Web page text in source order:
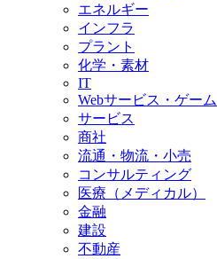
エネルギー
インフラ
プラント
化学・素材
IT
Webサービス・ゲーム
サービス
商社
流通・物流・小売
コンサルティング
医療（メディカル）
金融
建設
不動産